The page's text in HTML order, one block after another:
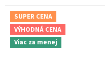
a na boj proti virózam.
SUPER CENA
VÝHODNÁ CENA
Viac za menej